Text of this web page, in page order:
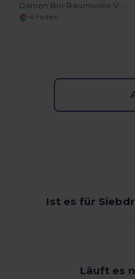
+6 Farben
Ist es für
Läuft es